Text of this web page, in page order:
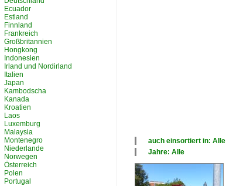
auch einsortiert in: Alle
Jahre: Alle
2010
Ecuador
Estland
Finnland
Frankreich
Großbritannien
Hongkong
Indonesien
Irland und Nordirland
Italien
Japan
Kambodscha
Kanada
Kroatien
Laos
Luxemburg
Malaysia
Montenegro
Niederlande
Norwegen
Österreich
Polen
Portugal